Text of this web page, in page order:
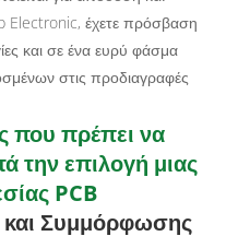
Electronic, έχετε πρόσβαση
και σε ένα ευρύ φάσμα
στις προδιαγραφές
που πρέπει να
την επιλογή μιας
PCB
και Συμμόρφωσης